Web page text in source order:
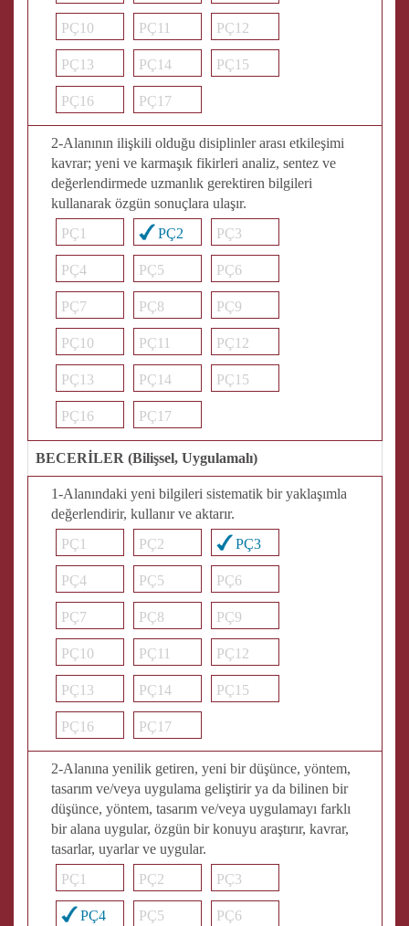
PÇ10 PÇ11 PÇ12
PÇ13 PÇ14 PÇ15
PÇ16 PÇ17
2-Alanının ilişkili olduğu disiplinler arası etkileşimi
kavrar; yeni ve karmaşık fikirleri analiz, sentez ve
değerlendirmede uzmanlık gerektiren bilgileri
kullanarak özgün sonuçlara ulaşır.
PÇ1
PÇ2 PÇ3
PÇ4 PÇ5 PÇ6
PÇ7 PÇ8 PÇ9
PÇ10 PÇ11 PÇ12
PÇ13 PÇ14 PÇ15
PÇ16 PÇ17
BECERİLER (Bilişsel, Uygulamalı)
1-Alanındaki yeni bilgileri sistematik bir yaklaşımla
değerlendirir, kullanır ve aktarır.
PÇ1
PÇ2 PÇ3
PÇ4 PÇ5 PÇ6
PÇ7 PÇ8 PÇ9
PÇ10 PÇ11 PÇ12
PÇ13 PÇ14 PÇ15
PÇ16 PÇ17
2-Alanına yenilik getiren, yeni bir düşünce, yöntem,
tasarım ve/veya uygulama geliştirir ya da bilinen bir
düşünce, yöntem, tasarım ve/veya uygulamayı farklı
bir alana uygular, özgün bir konuyu araştırır, kavrar,
tasarlar, uyarlar ve uygular.
PÇ1
PÇ2 PÇ3
PÇ4 PÇ5 PÇ6